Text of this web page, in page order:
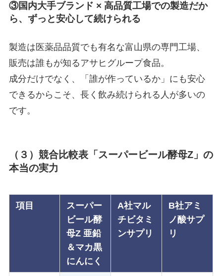
③国内大手ブランド × 高品質工場での製造だか
ら、ずっと安心して続けられる
製造は医薬品品質でも有名な富山県の専門工場、
販売は誰もが知るアサヒグループ食品。
成分だけでなく、「誰が作っているか」にも安心
できるからこそ、長く飲み続けられる人が多いの
です。
（３）競合比較表「スーパービール酵母Z」の
本当の実力
項目
スーパー
ビール酵
母Z 亜鉛
＆マカ黒
にんにく
A社マル
チビタミ
ンサプリ
B社アミ
ノ酸サプ
リ